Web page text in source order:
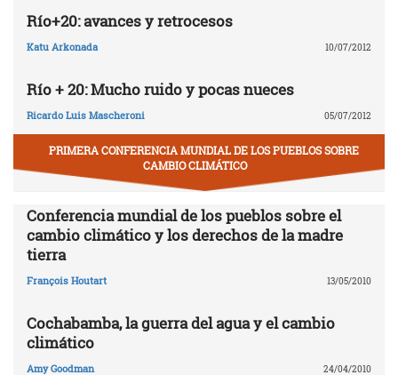
Río+20: avances y retrocesos
Katu Arkonada 10/07/2012
Río + 20: Mucho ruido y pocas nueces
Ricardo Luis Mascheroni 05/07/2012
PRIMERA CONFERENCIA MUNDIAL DE LOS PUEBLOS SOBRE
CAMBIO CLIMÁTICO
Conferencia mundial de los pueblos sobre el
cambio climático y los derechos de la madre
tierra
François Houtart 13/05/2010
Cochabamba, la guerra del agua y el cambio
climático
Amy Goodman 24/04/2010